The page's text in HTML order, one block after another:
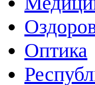
Оптика